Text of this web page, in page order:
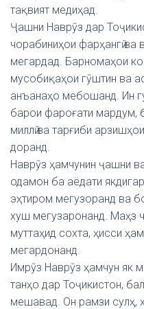
тақвият медиҳад.
Ҷашни Наврӯз дар
чорабиниҳои фарҳангӣ ва
мегардад. Барномаҳои
мусобиқаҳои гӯштин ва
анъанаҳо мебошанд. Ин
барои фароғати мардум,
миллӣ ва тарғиби
доранд.
Наврӯз ҳамчунин ҷашни
одамон ба аёдати
эҳтиром мегузоранд ва
хуш мегузаронанд. Маҳз
муттаҳид сохта, ҳисси
мегардонанд.
Имрӯз Наврӯз ҳамчун як
танҳо дар Тоҷикистон,
мешавад. Он рамзи сулҳ,